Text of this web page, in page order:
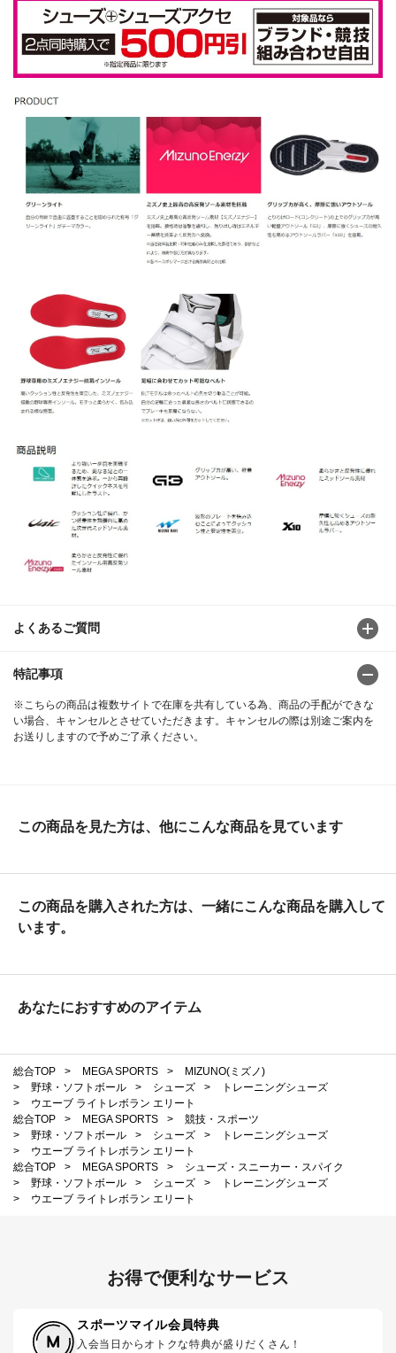
よくあるご質問
特記事項
※こちらの商品は複数サイトで在庫を共有している為、商品の手配ができな
い場合、キャンセルとさせていただきます。キャンセルの際は別途ご案内を
お送りしますので予めご了承ください。
この商品を見た方は、他にこんな商品を見ています
この商品を購入された方は、一緒にこんな商品を購入して
います。
あなたにおすすめのアイテム
総合TOP > MEGA SPORTS >
MIZUNO(ミズノ)
>
野球・ソフトボール > シューズ >
トレーニングシューズ
>
ウエーブ ライトレボラン エリート
総合TOP
> MEGA SPORTS >
競技・スポーツ
>
野球・ソフトボール > シューズ >
トレーニングシューズ
>
ウエーブ ライトレボラン エリート
総合TOP
> MEGA SPORTS >
シューズ・スニーカー・スパイク
>
野球・ソフトボール > シューズ >
トレーニングシューズ
>
ウエーブ ライトレボラン エリート
お得で便利なサービス
スポーツマイル会員特典
入会当日からオトクな特典が盛りだくさん！